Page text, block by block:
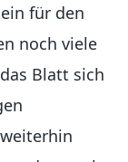
für den
noch viele
Blatt sich